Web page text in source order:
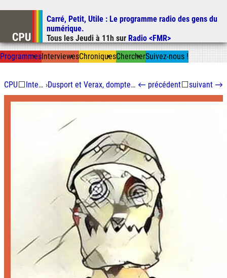
Aller au contenu
Aller à la recherche
Carré, Petit, Utile : Le programme radio des gens du
numérique.
Tous les Jeudi à 11h sur Radio <FMR>
ProgrammesInterviewesChroniquesChercherSuivez-nous !
CPU⬜ Interviewes › Dusport et Verax, dompteurs de serrures mécaniques ← précédent⬜suivant →